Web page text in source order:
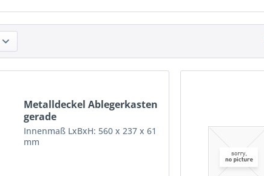
Metalldeckel Ablegerkasten
gerade
Innenmaß LxBxH: 560 x 237 x 61
mm